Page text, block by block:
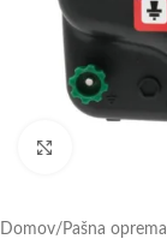
Domov/ Pašna oprema